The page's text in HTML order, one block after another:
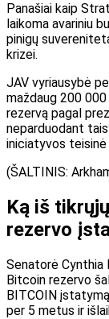
Panašiai kaip
laikoma avariniu
pinigų
krizei.
JAV vyriausybė
maždaug 200
rezervą pagal
neparduodant
iniciatyvos teisinė
(ŠALTINIS:
Ką iš
rezervo
Senatorė Cynthia
Bitcoin rezervo
BITCOIN
per 5 metus ir